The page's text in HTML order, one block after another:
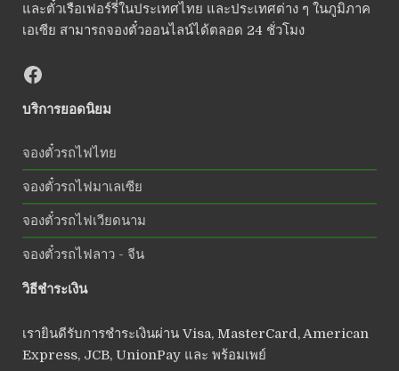
และตั๋วเรือเฟอร์รี่ในประเทศไทย และประเทศต่าง ๆ ในภูมิภาค
เอเซีย สามารถจองตั๋วออนไลน์ได้ตลอด 24 ชั่วโมง
บริการยอดนิยม
จองตั๋วรถไฟไทย
จองตั๋วรถไฟมาเลเซีย
จองตั๋วรถไฟเวียดนาม
จองตั๋วรถไฟลาว - จีน
วิธีชำระเงิน
เรายินดีรับการชำระเงินผ่าน Visa, MasterCard, American
Express, JCB, UnionPay และ พร้อมเพย์